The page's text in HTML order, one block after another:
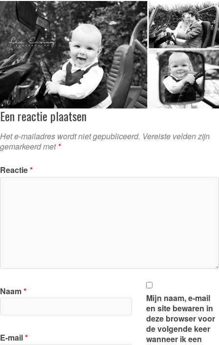
Een reactie plaatsen
Het e-mailadres wordt niet gepubliceerd. Vereiste velden zijn
gemarkeerd met *
Reactie*
Naam*
E-mail*
Mijn naam, e-mail
en site bewaren in
deze browser voor
de volgende keer
wanneer ik een